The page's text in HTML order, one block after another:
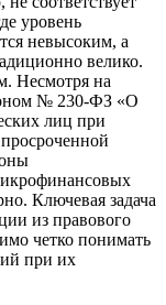
уровень
невысоким, а
велико.
Несмотря на
№ 230-ФЗ «О
лиц при
Ключевая задача
из правового
четко понимать
при их